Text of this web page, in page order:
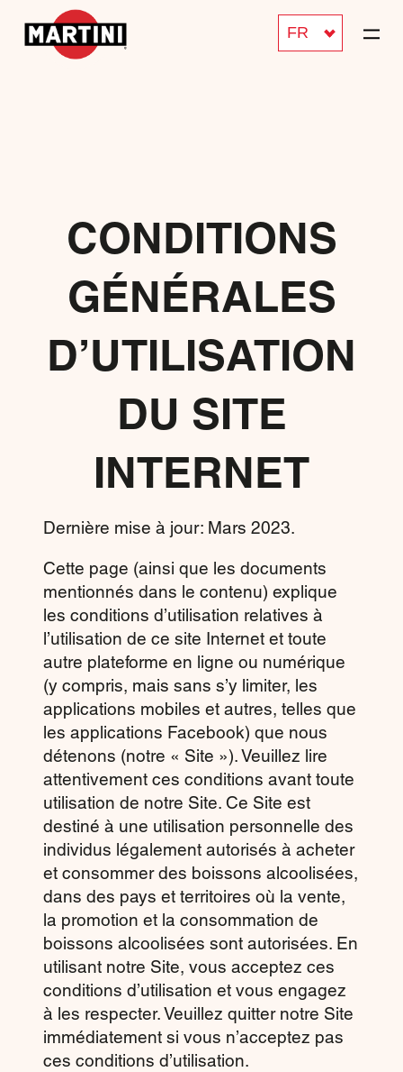
FR
CONDITIONS
GÉNÉRALES
D’UTILISATION
DU SITE
INTERNET
Dernière mise à jour: Mars 2023.
Cette page (ainsi que les documents
mentionnés dans le contenu) explique
les conditions d’utilisation relatives à
l’utilisation de ce site Internet et toute
autre plateforme en ligne ou numérique
(y compris, mais sans s’y limiter, les
applications mobiles et autres, telles que
les applications Facebook) que nous
détenons (notre « Site »). Veuillez lire
attentivement ces conditions avant toute
utilisation de notre Site. Ce Site est
destiné à une utilisation personnelle des
individus légalement autorisés à acheter
et consommer des boissons alcoolisées,
dans des pays et territoires où la vente,
la promotion et la consommation de
boissons alcoolisées sont autorisées. En
utilisant notre Site, vous acceptez ces
conditions d’utilisation et vous engagez
à les respecter. Veuillez quitter notre Site
immédiatement si vous n’acceptez pas
ces conditions d’utilisation.